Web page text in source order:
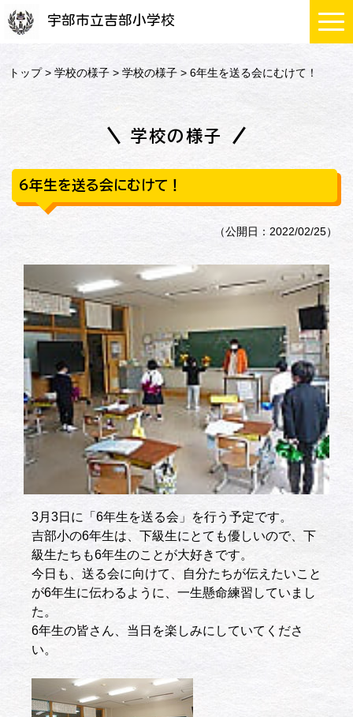
宇部市立吉部小学校
トップ>学校の様子 >学校の様子 > 6年生を送る会にむけて！
学校の様子
6年生を送る会にむけて！
（公開日：2022/02/25）
3月3日に「6年生を送る会」を行う予定です。
吉部小の6年生は、下級生にとても優しいので、下
級生たちも6年生のことが大好きです。
今日も、送る会に向けて、自分たちが伝えたいこと
が6年生に伝わるように、一生懸命練習していまし
た。
6年生の皆さん、当日を楽しみにしていてくださ
い。